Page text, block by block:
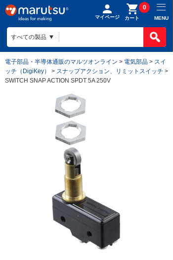
マイページ カート
0
MENU
電子部品・半導体通販のマルツオンライン > 電気部品 > スイ
ッチ（DigiKey）
> スナップアクション、リミットスイッチ >
SWITCH SNAP ACTION SPDT 5A 250V